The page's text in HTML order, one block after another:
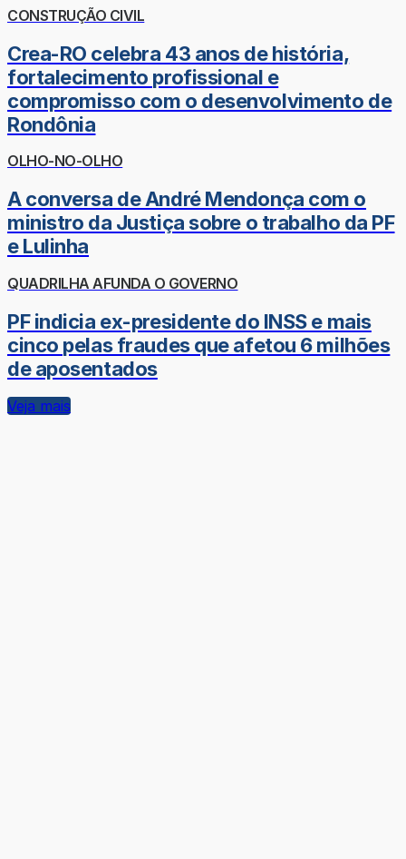
CONSTRUÇÃO CIVIL
Crea-RO celebra 43 anos de história,
fortalecimento profissional e
compromisso com o desenvolvimento de
Rondônia
OLHO-NO-OLHO
A conversa de André Mendonça com o
ministro da Justiça sobre o trabalho da PF
e Lulinha
QUADRILHA AFUNDA O GOVERNO
PF indicia ex-presidente do INSS e mais
cinco pelas fraudes que afetou 6 milhões
de aposentados
Veja mais